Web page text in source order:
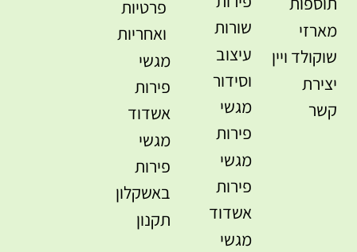
מארזי
שוקולד ויין
יצירת
קשר
שורות
עיצוב
וסידור
מגשי
פירות
מגשי
פירות
אשדוד
מגשי
פרטיות
ואחריות
מגשי
פירות
אשדוד
מגשי
פירות
באשקלון
תקנון